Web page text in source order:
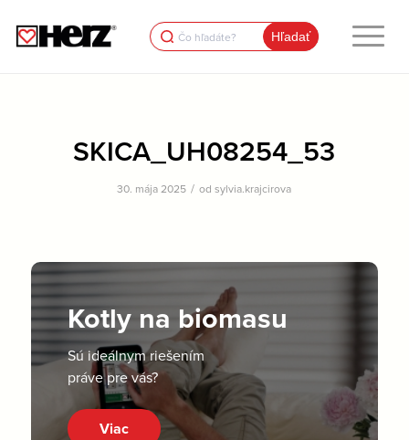
Search
for:
SKICA_UH08254_53
30. mája 2025 / odsylvia.krajcirova
Kotly na biomasu
Sú ideálnym riešením
práve pre vás?
Viac